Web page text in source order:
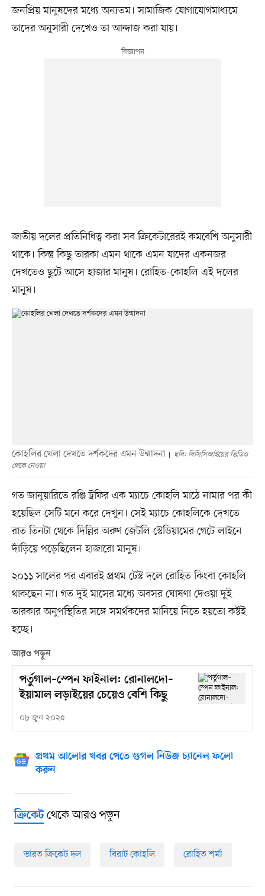
জনপ্রিয় মানুষদের মধ্যে অন্যতম। সামাজিক যোগাযোগমাধ্যমে
তাদের অনুসারী দেখেও তা আন্দাজ করা যায়।
জাতীয় দলের প্রতিনিধিত্ব করা সব ক্রিকেটারেরই কমবেশি অনুসারী
থাকে। কিন্তু কিছু তারকা এমন থাকে এমন যাদের একনজর
দেখতেও ছুটে আসে হাজার মানুষ। রোহিত-কোহলি এই দলের
মানুষ।
কোহলির খেলা দেখতে দর্শকদের এমন উন্মাদনা
ছবি: বিসিসিআইয়ের ভিডিও
থেকে নেওয়া
গত জানুয়ারিতে রঞ্জি ট্রফির এক ম্যাচে কোহলি মাঠে নামার পর কী
হয়েছিল সেটি মনে করে দেখুন। সেই ম্যাচে কোহলিকে দেখতে
রাত তিনটা থেকে দিল্লির অরুণ জেটলি স্টেডিয়ামের গেটে লাইনে
দাঁড়িয়ে পড়েছিলেন হাজারো মানুষ।
২০১১ সালের পর এবারই প্রথম টেস্ট দলে রোহিত কিংবা কোহলি
থাকছেন না। গত দুই মাসের মধ্যে অবসর ঘোষণা দেওয়া দুই
তারকার অনুপস্থিতির সঙ্গে সমর্থকদের মানিয়ে নিতে হয়তো কষ্টই
হচ্ছে।
আরও পড়ুন
পর্তুগাল–স্পেন ফাইনাল: রোনালদো–
ইয়ামাল লড়াইয়ের চেয়েও বেশি কিছু
০৮ জুন ২০২৫
প্রথম আলোর খবর পেতে গুগল নিউজ চ্যানেল ফলো
করুন
ক্রিকেটথেকে আরও পড়ুন
ভারত ক্রিকেট দল বিরাট কোহলি রোহিত শর্মা